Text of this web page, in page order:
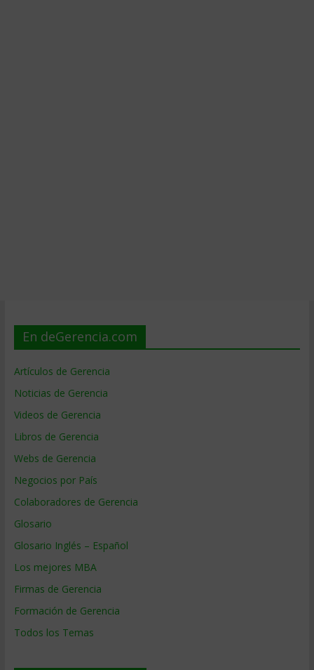
En deGerencia.com
Artículos de Gerencia
Noticias de Gerencia
Videos de Gerencia
Libros de Gerencia
Webs de Gerencia
Negocios por País
Colaboradores de Gerencia
Glosario
Glosario Inglés – Español
Los mejores MBA
Firmas de Gerencia
Formación de Gerencia
Todos los Temas